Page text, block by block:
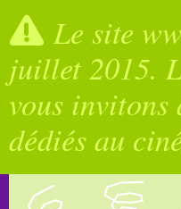
Le site
juillet 2015.
vous
dédiés au